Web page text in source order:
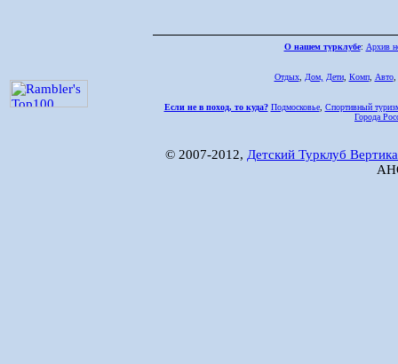
О нашем турклубе: Архив
Отдых, Дом, Дети, Комп, Авто,
Если не в поход, то куда? Подмосковье, Спортивный
Города
© 2007-2012, Детский Турклуб